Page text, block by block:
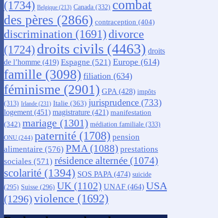
(1734) Belgique (213) Canada (332) combat
des pères (2866) contraception (404)
discrimination (1691) divorce
(1724) droits civils (4463) droits
de l’homme (419) Espagne (521) Europe (614)
famille (3098) filiation (634)
féminisme (2901) GPA (428) impôts
(313) Irlande (231) Italie (363) jurisprudence (733)
logement (451) magistrature (421) manifestation
(342) mariage (1301) médiation familiale (333)
ONU (244) paternité (1708) pension
alimentaire (576) PMA (1088) prestations
sociales (571) résidence alternée (1074)
scolarité (1394) SOS PAPA (474) suicide
(295) Suisse (296) UK (1102) UNAF (464) USA
(1296)violence (1692)